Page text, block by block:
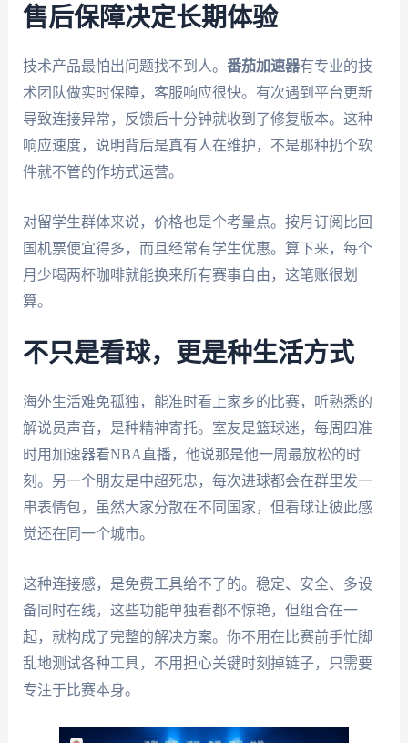
售后保障决定长期体验
技术产品最怕出问题找不到人。 番茄加速器有专业的技
术团队做实时保障，客服响应很快。有次遇到平台更新
导致连接异常，反馈后十分钟就收到了修复版本。这种
响应速度，说明背后是真有人在维护，不是那种扔个软
件就不管的作坊式运营。
对留学生群体来说，价格也是个考量点。按月订阅比回
国机票便宜得多，而且经常有学生优惠。算下来，每个
月少喝两杯咖啡就能换来所有赛事自由，这笔账很划
算。
不只是看球，更是种生活方式
海外生活难免孤独，能准时看上家乡的比赛，听熟悉的
解说员声音，是种精神寄托。室友是篮球迷，每周四准
时用加速器看NBA直播，他说那是他一周最放松的时
刻。另一个朋友是中超死忠，每次进球都会在群里发一
串表情包，虽然大家分散在不同国家，但看球让彼此感
觉还在同一个城市。
这种连接感，是免费工具给不了的。稳定、安全、多设
备同时在线，这些功能单独看都不惊艳，但组合在一
起，就构成了完整的解决方案。你不用在比赛前手忙脚
乱地测试各种工具，不用担心关键时刻掉链子，只需要
专注于比赛本身。